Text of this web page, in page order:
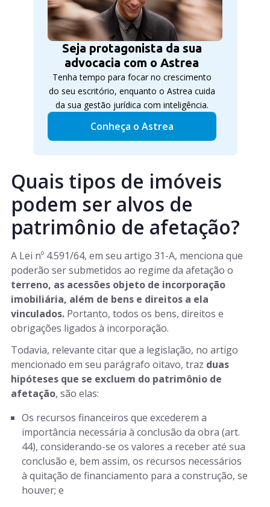
Seja protagonista da sua
advocacia com o Astrea
Tenha tempo para focar no crescimento
do seu escritório, enquanto o Astrea cuida
da sua gestão jurídica com inteligência.
Conheça o Astrea
Quais tipos de imóveis
podem ser alvos de
patrimônio de afetação?
A Lei nº 4.591/64, em seu artigo 31-A, menciona que
poderão ser submetidos ao regime da afetação o
terreno, as acessões objeto de incorporação
imobiliária, além de bens e direitos a ela
vinculados. Portanto, todos os bens, direitos e
obrigações ligados à incorporação.
Todavia, relevante citar que a legislação, no artigo
mencionado em seu parágrafo oitavo, traz duas
hipóteses que se excluem do patrimônio de
afetação, são elas:
Os recursos financeiros que excederem a
importância necessária à conclusão da obra (art.
44), considerando-se os valores a receber até sua
conclusão e, bem assim, os recursos necessários
à quitação de financiamento para a construção, se
houver; e